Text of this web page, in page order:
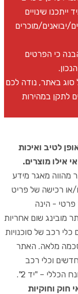
שינויים
יבואנים/מוכרים
כי הפרטים
סוג באתר, נודה לכם
לתקן במהירות
לטיב ואיכות
אילו מוצרים.
מהווה מאגר מידע
או רכישה של פריט
פרטי - הינה
מובינג שום אחריות
רכב של סוכנויות
מלאה. האתר
וכלי רכב
חוק וחוקיות